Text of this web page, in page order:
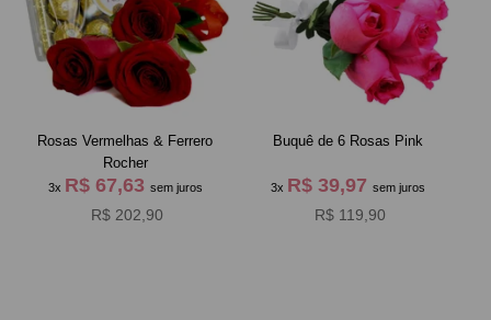
Rosas Vermelhas & Ferrero
Rocher
3x R$ 67,63 sem juros
R$ 202,90
Buquê de 6 Rosas Pink
3x R$ 39,97sem juros
R$ 119,90